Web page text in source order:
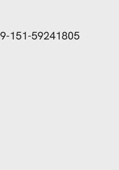
151-59241805